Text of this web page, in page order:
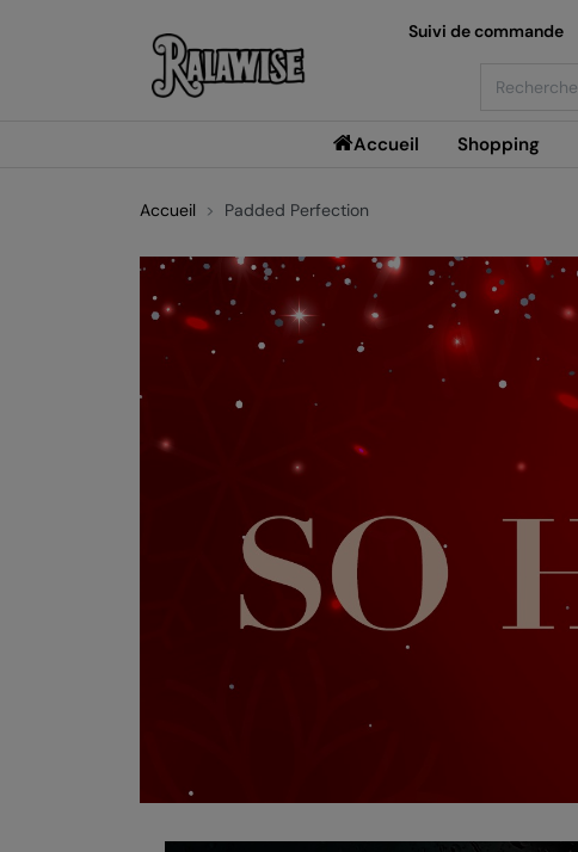
Accueil Shopping
Suivi de commande
Accueil Padded Perfection